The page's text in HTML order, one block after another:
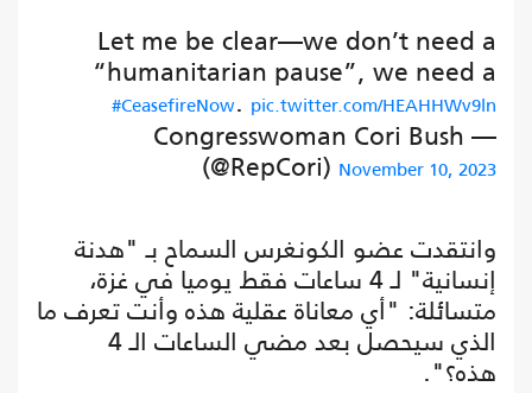
Let me be clear—we don’t need a
“humanitarian pause”, we need a
#CeasefireNow. pic.twitter.com/HEAHHWv9ln
— Congresswoman Cori Bush
(@RepCori) November 10, 2023
وانتقدت عضو الكونغرس السماح بـ "هدنة
إنسانية" لـ 4 ساعات فقط يوميا في غزة،
متسائلة: "أي معاناة عقلية هذه وأنت تعرف ما
الذي سيحصل بعد مضي الساعات الـ 4
هذه؟".